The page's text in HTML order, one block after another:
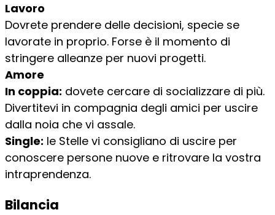
Lavoro
Dovrete prendere delle decisioni, specie se
lavorate in proprio. Forse è il momento di
stringere alleanze per nuovi progetti.
Amore
In coppia: dovete cercare di socializzare di più.
Divertitevi in compagnia degli amici per uscire
dalla noia che vi assale.
Single: le Stelle vi consigliano di uscire per
conoscere persone nuove e ritrovare la vostra
intraprendenza.
Bilancia